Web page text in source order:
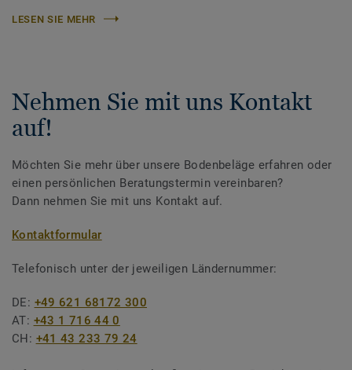
LESEN SIE MEHR
Nehmen Sie mit uns Kontakt
auf!
Möchten Sie mehr über unsere Bodenbeläge erfahren oder
einen persönlichen Beratungstermin vereinbaren?
Dann nehmen Sie mit uns Kontakt auf.
Kontaktformular
Telefonisch unter der jeweiligen Ländernummer:
DE: +49 621 68172 300
AT: +43 1 716 44 0
CH: +41 43 233 79 24